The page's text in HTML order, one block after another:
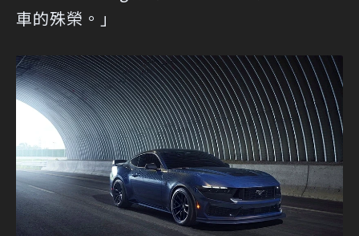
車的殊榮。」